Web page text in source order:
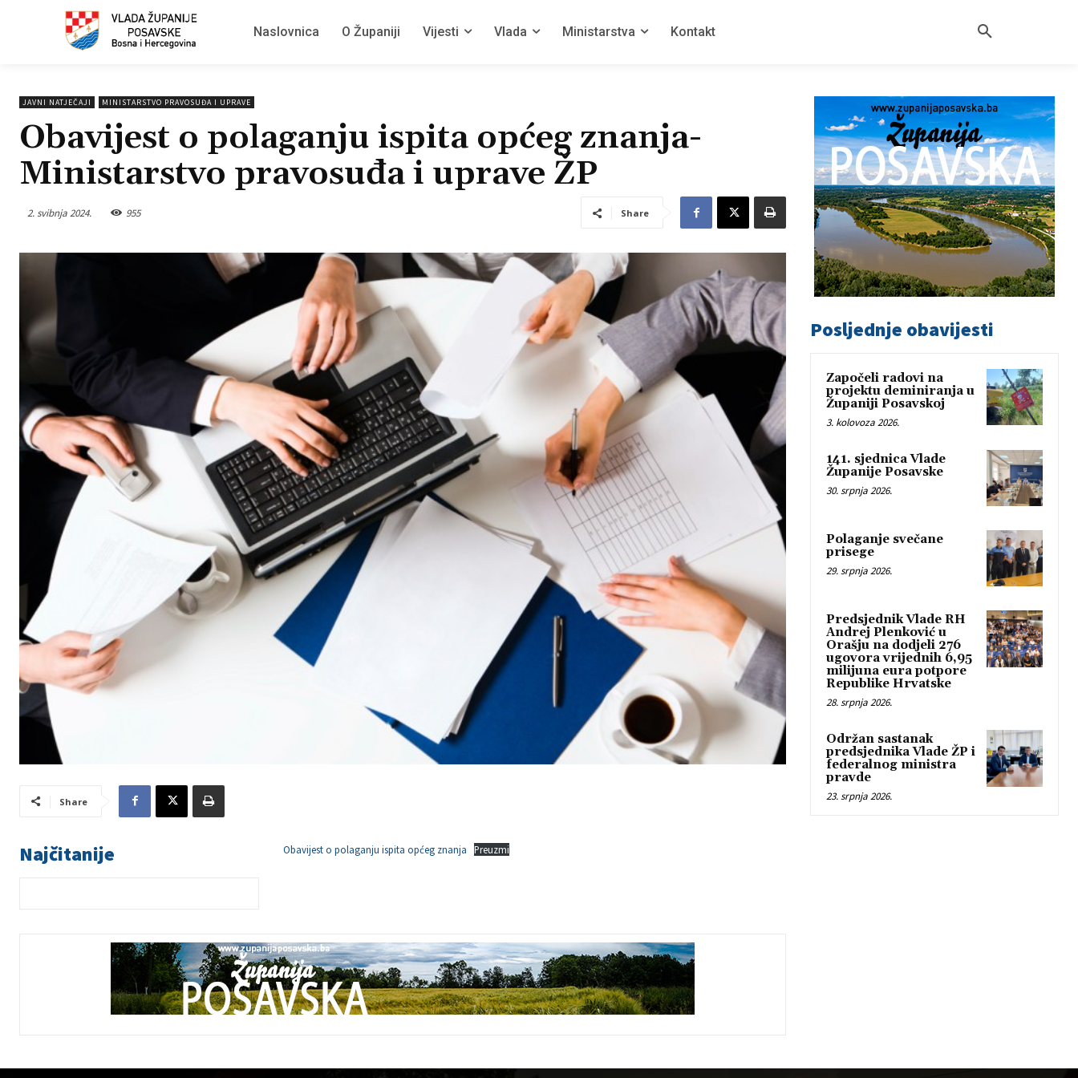
Naslovnica O Županiji Vijesti Vlada Ministarstva Kontakt
JAVNI NATJEČAJI MINISTARSTVO PRAVOSUĐA I UPRAVE
Obavijest o polaganju ispita općeg znanja-
Ministarstvo pravosuđa i uprave ŽP
2. svibnja 2024. 955 Share
Share
Najčitanije Obavijest o polaganju ispita općeg znanja Preuzmi
Posljednje obavijesti
Započeli radovi na
projektu deminiranja u
Županiji Posavskoj
3. kolovoza 2026.
141. sjednica Vlade
Županije Posavske
30. srpnja 2026.
Polaganje svečane
prisege
29. srpnja 2026.
Predsjednik Vlade RH
Andrej Plenković u
Orašju na dodjeli 276
ugovora vrijednih 6,95
milijuna eura potpore
Republike Hrvatske
28. srpnja 2026.
Održan sastanak
predsjednika Vlade ŽP i
federalnog ministra
pravde
23. srpnja 2026.